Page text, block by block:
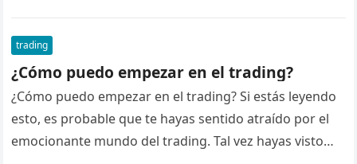
trading
¿Cómo puedo empezar en el trading?
¿Cómo puedo empezar en el trading? Si estás leyendo
esto, es probable que te hayas sentido atraído por el
emocionante mundo del trading. Tal vez hayas visto…